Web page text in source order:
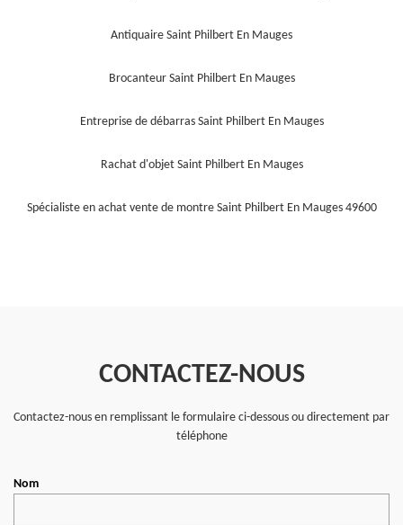
Antiquaire Saint Philbert En Mauges
Brocanteur Saint Philbert En Mauges
Entreprise de débarras Saint Philbert En Mauges
Rachat d'objet Saint Philbert En Mauges
Spécialiste en achat vente de montre Saint Philbert En Mauges 49600
CONTACTEZ-NOUS
Contactez-nous en remplissant le formulaire ci-dessous ou directement par
téléphone
Nom